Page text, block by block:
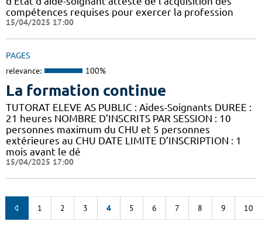
compétences requises pour exercer la profession
15/04/2025 17:00
PAGES
relevance: 100%
La formation continue
TUTORAT ELEVE AS PUBLIC : Aides-Soignants DUREE :
21 heures NOMBRE D’INSCRITS PAR SESSION : 10
personnes maximum du CHU et 5 personnes
extérieures au CHU DATE LIMITE D’INSCRIPTION : 1
mois avant le dé
15/04/2025 17:00
1 2 3 4 5 6 7 8 9 10